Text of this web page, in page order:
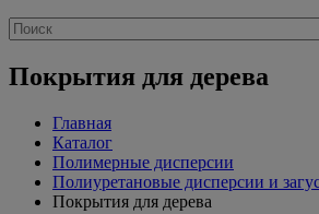
Покрытия для дерева
Главная
Каталог
Полимерные дисперсии
Полиуретановые дисперсии и
Покрытия для дерева